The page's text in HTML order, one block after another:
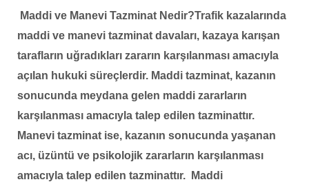
Maddi ve Manevi Tazminat Nedir?Trafik kazalarında
maddi ve manevi tazminat davaları, kazaya karışan
tarafların uğradıkları zararın karşılanması amacıyla
açılan hukuki süreçlerdir. Maddi tazminat, kazanın
sonucunda meydana gelen maddi zararların
karşılanması amacıyla talep edilen tazminattır.
Manevi tazminat ise, kazanın sonucunda yaşanan
acı, üzüntü ve psikolojik zararların karşılanması
amacıyla talep edilen tazminattır.
Maddi